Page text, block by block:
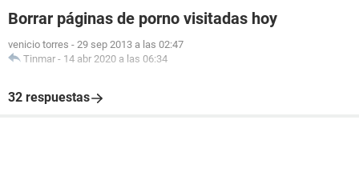
Borrar páginas de porno visitadas hoy
venicio torres - 29 sep 2013 a las 02:47
Tinmar - 14 abr 2020 a las 06:34
32 respuestas